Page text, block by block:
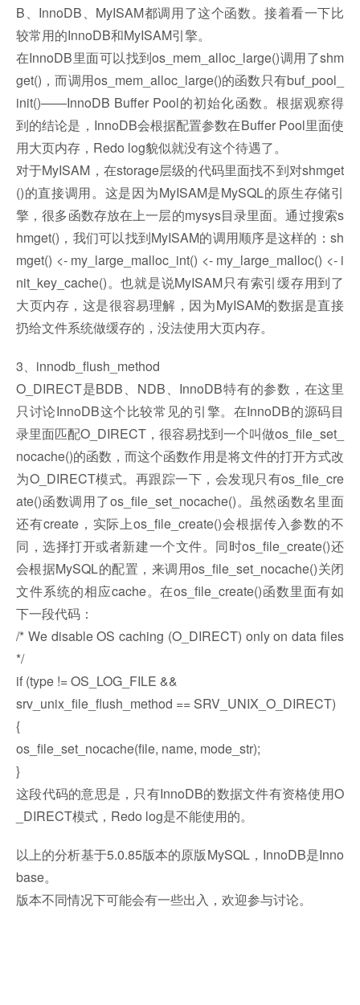
B、InnoDB、MyISAM都调用了这个函数。接着看一下比
较常用的InnoDB和MyISAM引擎。
在InnoDB里面可以找到os_mem_alloc_large()调用了shm
get()，而调用os_mem_alloc_large()的函数只有buf_pool_
init()——InnoDB Buffer Pool的初始化函数。根据观察得
到的结论是，InnoDB会根据配置参数在Buffer Pool里面使
用大页内存，Redo log貌似就没有这个待遇了。
对于MyISAM，在storage层级的代码里面找不到对shmget
()的直接调用。这是因为MyISAM是MySQL的原生存储引
擎，很多函数存放在上一层的mysys目录里面。通过搜索s
hmget()，我们可以找到MyISAM的调用顺序是这样的：sh
mget() <- my_large_malloc_int() <- my_large_malloc() <- i
nit_key_cache()。也就是说MyISAM只有索引缓存用到了
大页内存，这是很容易理解，因为MyISAM的数据是直接
扔给文件系统做缓存的，没法使用大页内存。
3、innodb_flush_method
O_DIRECT是BDB、NDB、InnoDB特有的参数，在这里
只讨论InnoDB这个比较常见的引擎。在InnoDB的源码目
录里面匹配O_DIRECT，很容易找到一个叫做os_file_set_
nocache()的函数，而这个函数作用是将文件的打开方式改
为O_DIRECT模式。再跟踪一下，会发现只有os_file_cre
ate()函数调用了os_file_set_nocache()。虽然函数名里面
还有create，实际上os_file_create()会根据传入参数的不
同，选择打开或者新建一个文件。同时os_file_create()还
会根据MySQL的配置，来调用os_file_set_nocache()关闭
文件系统的相应cache。在os_file_create()函数里面有如
下一段代码：
/* We disable OS caching (O_DIRECT) only on data files
*/
if (type != OS_LOG_FILE &&
srv_unix_file_flush_method == SRV_UNIX_O_DIRECT)
{
os_file_set_nocache(file, name, mode_str);
}
这段代码的意思是，只有InnoDB的数据文件有资格使用O
_DIRECT模式，Redo log是不能使用的。
以上的分析基于5.0.85版本的原版MySQL，InnoDB是Inno
base。
版本不同情况下可能会有一些出入，欢迎参与讨论。